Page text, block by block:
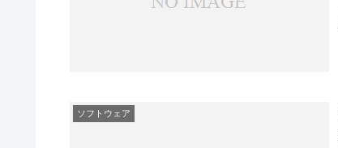
ソフトウェア